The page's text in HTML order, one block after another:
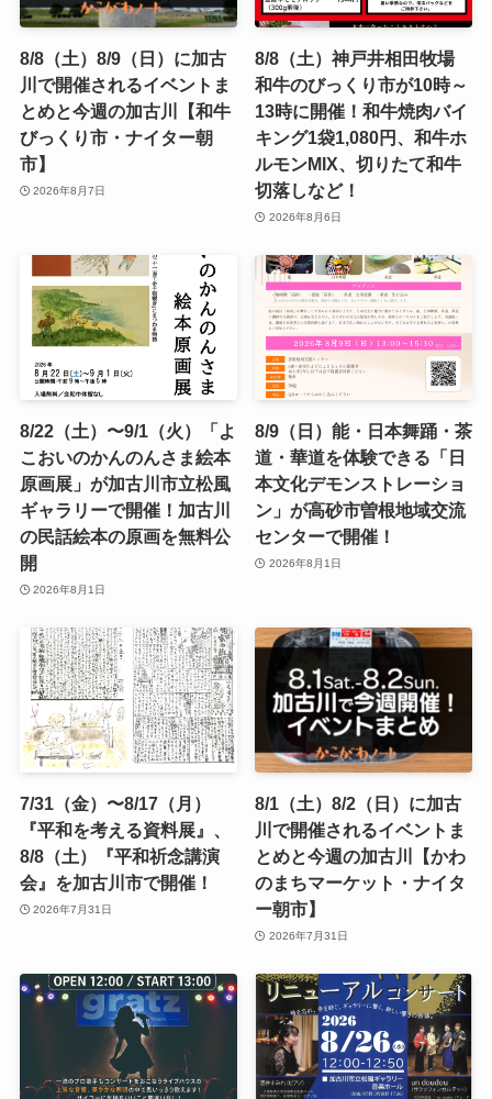
8/8（土）8/9（日）に加古
川で開催されるイベントま
とめと今週の加古川【和牛
びっくり市・ナイター朝
市】
2026年8月7日
8/8（土）神戸井相田牧場
和牛のびっくり市が10時～
13時に開催！和牛焼肉バイ
キング1袋1,080円、和牛ホ
ルモンMIX、切りたて和牛
切落しなど！
2026年8月6日
8/22（土）〜9/1（火）「よ
こおいのかんのんさま絵本
原画展」が加古川市立松風
ギャラリーで開催！加古川
の民話絵本の原画を無料公
開
2026年8月1日
8/9（日）能・日本舞踊・茶
道・華道を体験できる「日
本文化デモンストレーショ
ン」が高砂市曽根地域交流
センターで開催！
2026年8月1日
7/31（金）〜8/17（月）
『平和を考える資料展』、
8/8（土）『平和祈念講演
会』を加古川市で開催！
2026年7月31日
8/1（土）8/2（日）に加古
川で開催されるイベントま
とめと今週の加古川【かわ
のまちマーケット・ナイタ
ー朝市】
2026年7月31日